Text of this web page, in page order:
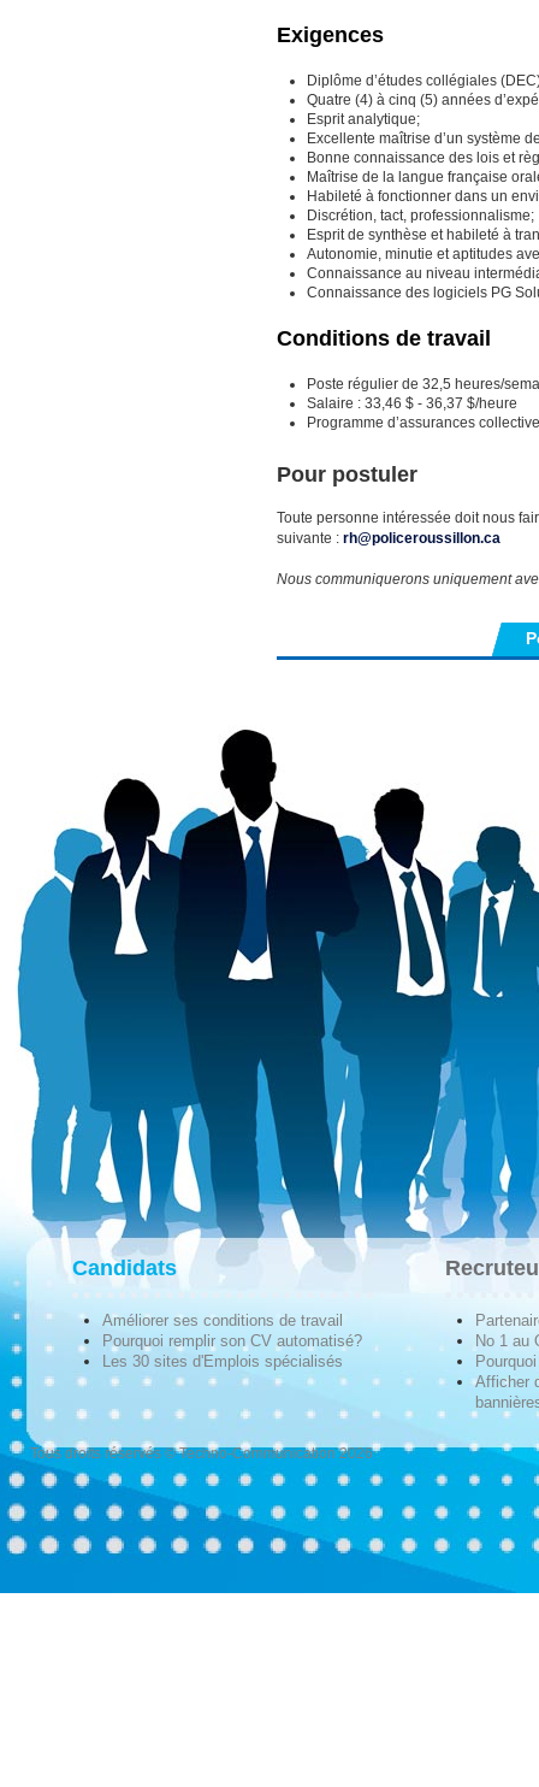
Exigences
Diplôme d’études collégiales
Quatre (4) à cinq (5) années
Esprit analytique;
Excellente maîtrise d’un système
Bonne connaissance des lois et
Maîtrise de la langue française
Habileté à fonctionner dans un
Discrétion, tact, professionnalisme;
Esprit de synthèse et habileté à
Autonomie, minutie et aptitudes
Connaissance au niveau
Connaissance des logiciels PG
Conditions de travail
Poste régulier de 32,5 heures/
Salaire : 33,46 $ - 36,37 $/heure
Programme d’assurances
Pour postuler
Toute personne intéressée doit nous
suivante : rh@policeroussillon.ca
Nous communiquerons uniquement
Candidats
Améliorer ses conditions de travail
Pourquoi remplir son CV automatisé?
Les 30 sites d'Emplois spécialisés
No 1 au
Afficher
Tous droits réservés © Techno-Communication 2026